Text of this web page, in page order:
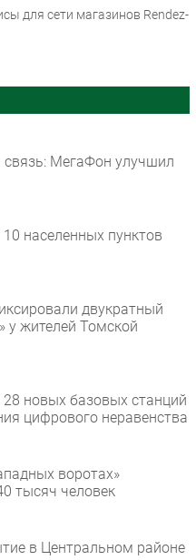
для сети магазинов Rendez-
МегаФон улучшил
населенных пунктов
двукратный
у жителей Томской
новых базовых станций
цифрового неравенства
воротах»
тысяч человек
в Центральном районе